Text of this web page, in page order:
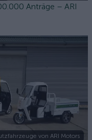
Anträge – ARI
von ARI Motors